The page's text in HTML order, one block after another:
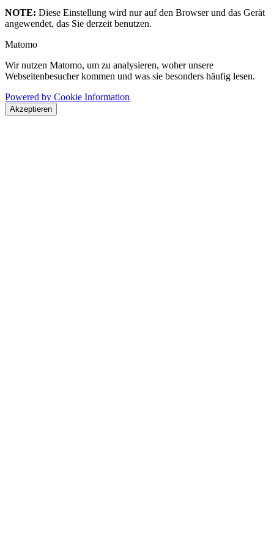
NOTE: Diese Einstellung wird nur auf den Browser und das Gerät
angewendet, das Sie derzeit benutzen.
Matomo
Wir nutzen Matomo, um zu analysieren, woher unsere
Webseitenbesucher kommen und was sie besonders häufig lesen.
Powered by Cookie Information
Akzeptieren